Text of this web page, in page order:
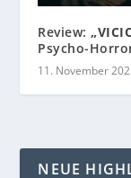
Review:
Psycho-
11. November
NEUE